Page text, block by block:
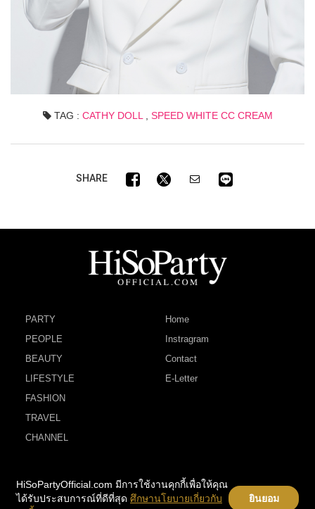
TAG : CATHY DOLL SPEED WHITE CC CREAM
SHARE
PARTY
PEOPLE
BEAUTY
LIFESTYLE
FASHION
TRAVEL
CHANNEL
Home
Instragram
Contact
E-Letter
HiSoPartyOfficial.com มีการใช้งานคุกกี้เพื่อให้คุณ
ได้รับประสบการณ์ที่ดีที่สุด ศึกษานโยบายเกี่ยวกับ
ยินยอม